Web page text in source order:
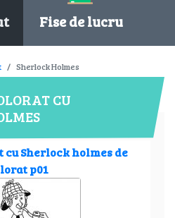
Fise de lucru
Sherlock Holmes
CU
cu Sherlock holmes de
p01